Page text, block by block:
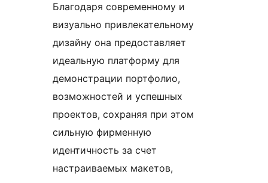
Благодаря современному и
визуально привлекательному
дизайну она предоставляет
идеальную платформу для
демонстрации портфолио,
возможностей и успешных
проектов, сохраняя при этом
сильную фирменную
идентичность за счет
настраиваемых макетов,